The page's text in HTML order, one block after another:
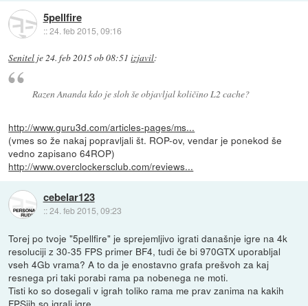
5pellfire
::24. feb 2015, 09:16
Senitel je24. feb 2015 ob 08:51 izjavil:
Razen Ananda kdo je sloh še objavljal količino L2 cache?
http://www.guru3d.com/articles-pages/ms...
(vmes so že nakaj popravljali št. ROP-ov, vendar je ponekod še
vedno zapisano 64ROP)
http://www.overclockersclub.com/reviews...
cebelar123
::24. feb 2015, 09:23
Torej po tvoje "5pellfire" je sprejemljivo igrati današnje igre na 4k
resoluciji z 30-35 FPS primer BF4, tudi če bi 970GTX uporabljal
vseh 4Gb vrama? A to da je enostavno grafa prešvoh za kaj
resnega pri taki porabi rama pa nobenega ne moti.
Tisti ko so dosegali v igrah toliko rama me prav zanima na kakih